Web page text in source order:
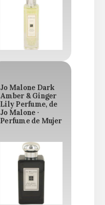
Jo Malone Dark
Amber & Ginger
Lily Perfume, de
Jo Malone ·
Perfume de Mujer